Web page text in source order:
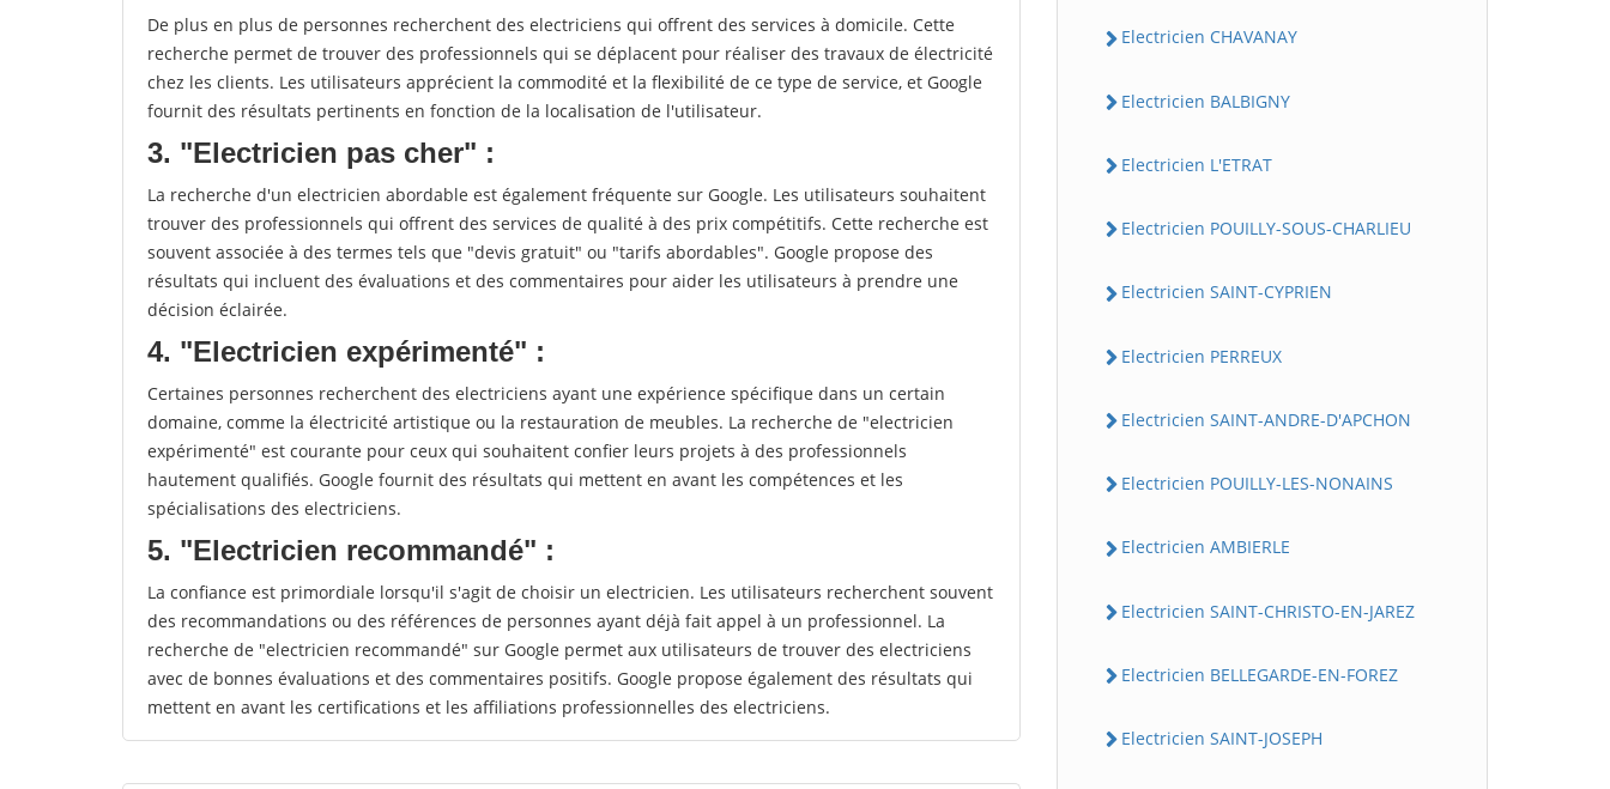
De plus en plus de personnes recherchent des electriciens qui offrent des services à domicile. Cette
recherche permet de trouver des professionnels qui se déplacent pour réaliser des travaux de électricité
chez les clients. Les utilisateurs apprécient la commodité et la flexibilité de ce type de service, et Google
fournit des résultats pertinents en fonction de la localisation de l'utilisateur.
3. "Electricien pas cher" :
La recherche d'un electricien abordable est également fréquente sur Google. Les utilisateurs souhaitent
trouver des professionnels qui offrent des services de qualité à des prix compétitifs. Cette recherche est
souvent associée à des termes tels que "devis gratuit" ou "tarifs abordables". Google propose des
résultats qui incluent des évaluations et des commentaires pour aider les utilisateurs à prendre une
décision éclairée.
4. "Electricien expérimenté" :
Certaines personnes recherchent des electriciens ayant une expérience spécifique dans un certain
domaine, comme la électricité artistique ou la restauration de meubles. La recherche de "electricien
expérimenté" est courante pour ceux qui souhaitent confier leurs projets à des professionnels
hautement qualifiés. Google fournit des résultats qui mettent en avant les compétences et les
spécialisations des electriciens.
5. "Electricien recommandé" :
La confiance est primordiale lorsqu'il s'agit de choisir un electricien. Les utilisateurs recherchent souvent
des recommandations ou des références de personnes ayant déjà fait appel à un professionnel. La
recherche de "electricien recommandé" sur Google permet aux utilisateurs de trouver des electriciens
avec de bonnes évaluations et des commentaires positifs. Google propose également des résultats qui
mettent en avant les certifications et les affiliations professionnelles des electriciens.
Electricien CHAVANAY
Electricien BALBIGNY
Electricien L'ETRAT
Electricien POUILLY-SOUS-CHARLIEU
Electricien SAINT-CYPRIEN
Electricien PERREUX
Electricien SAINT-ANDRE-D'APCHON
Electricien POUILLY-LES-NONAINS
Electricien AMBIERLE
Electricien SAINT-CHRISTO-EN-JAREZ
Electricien BELLEGARDE-EN-FOREZ
Electricien SAINT-JOSEPH